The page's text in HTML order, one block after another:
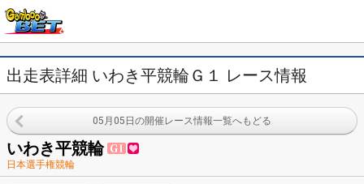
出走表詳細 いわき平競輪Ｇ１ レース情報
05月05日の開催レース情報一覧へもどる
いわき平競輪
日本選手権競輪